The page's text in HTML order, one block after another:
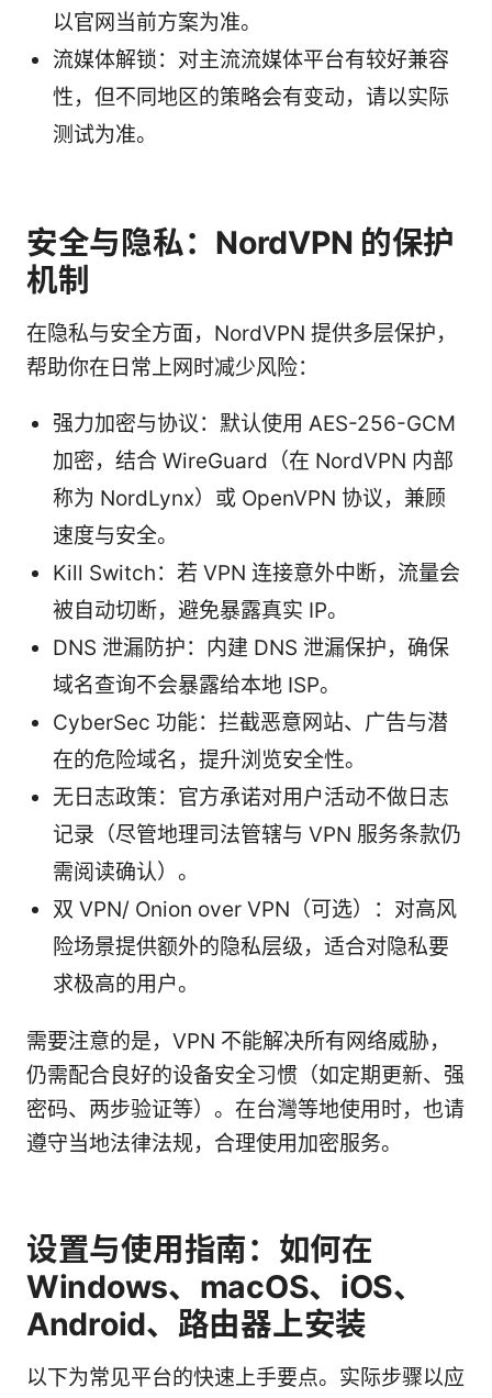
以官网当前方案为准。
流媒体解锁：对主流流媒体平台有较好兼容
性，但不同地区的策略会有变动，请以实际
测试为准。
安全与隐私：NordVPN 的保护
机制
在隐私与安全方面，NordVPN 提供多层保护，
帮助你在日常上网时减少风险：
强力加密与协议：默认使用 AES-256-GCM
加密，结合 WireGuard（在 NordVPN 内部
称为 NordLynx）或 OpenVPN 协议，兼顾
速度与安全。
Kill Switch：若 VPN 连接意外中断，流量会
被自动切断，避免暴露真实 IP。
DNS 泄漏防护：内建 DNS 泄漏保护，确保
域名查询不会暴露给本地 ISP。
CyberSec 功能：拦截恶意网站、广告与潜
在的危险域名，提升浏览安全性。
无日志政策：官方承诺对用户活动不做日志
记录（尽管地理司法管辖与 VPN 服务条款仍
需阅读确认）。
双 VPN/ Onion over VPN（可选）：对高风
险场景提供额外的隐私层级，适合对隐私要
求极高的用户。
需要注意的是，VPN 不能解决所有网络威胁，
仍需配合良好的设备安全习惯（如定期更新、强
密码、两步验证等）。在台灣等地使用时，也请
遵守当地法律法规，合理使用加密服务。
设置与使用指南：如何在
Windows、macOS、iOS、
Android、路由器上安装
以下为常见平台的快速上手要点。实际步骤以应